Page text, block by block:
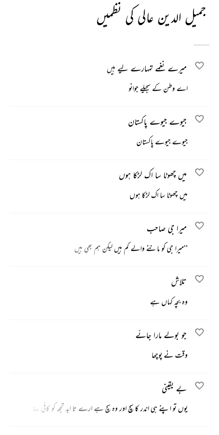
جمیل الدین عالی کی نظمیں
میرے نغمے تمہارے لیے ہیں
اے وطن کے سجیلے جوانو
جیوے جیوے پاکستان
جیوے جیوے پاکستان
میں چھوٹا سا اک لڑکا ہوں
میں چھوٹا سا اک لڑکا ہوں
میرا جی صاحب
''میرا جی کو ماننے والے کم ہیں لیکن ہم بھی ہیں
تلاش
وہ بچہ کہاں ہے
جو بولے مارا جائے
وقت نے پوچھا
بے یقینی
یوں تو اپنے ہی اندر کا سچ اور وہ سچ ہے ارے تا ابد تجھ کو کافی ہے